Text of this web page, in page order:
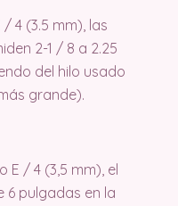
4 (3.5 mm), las
2-1 / 8 a 2.25
del hilo usado
grande).
/ 4 (3,5 mm), el
6 pulgadas en la